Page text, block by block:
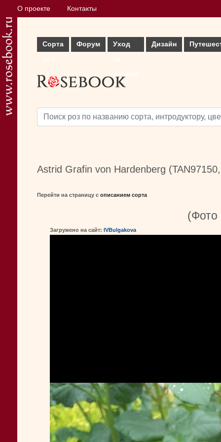
О проекте Контакты
Сорта
Форум
Уход
Дизайн
Astrid Grafin von Hardenberg
Перейти на страницу с описанием сорта
(Фото
Загружено на сайт: IVBulgakova